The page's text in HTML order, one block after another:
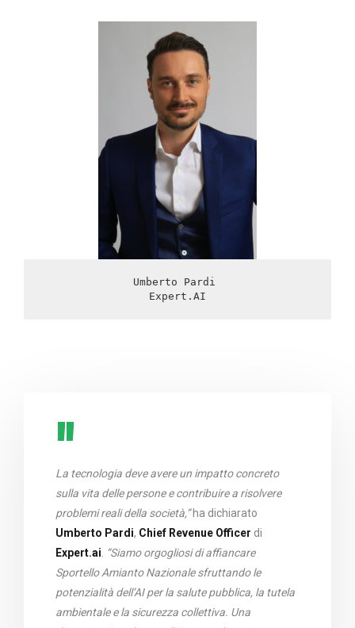
Umberto Pardi
Expert.AI
La tecnologia deve avere un impatto concreto
sulla vita delle persone e contribuire a risolvere
problemi reali della società,”ha dichiarato
Umberto Pardi, Chief Revenue Officer di
Expert.ai. “Siamo orgogliosi di affiancare
Sportello Amianto Nazionale sfruttando le
potenzialità dell’AI per la salute pubblica, la tutela
ambientale e la sicurezza collettiva. Una